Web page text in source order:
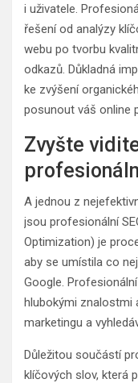
i uživatele.
řešení od analýzy
webu po tvorbu
odkazů. Důkladná
ke zvýšení
posunout váš online
Zvyšte
A jednou z
jsou profesionální
Optimization) je
aby se umístila co
Google.
hlubokými znalostmi
marketingu a
Důležitou součástí
klíčových slov, která